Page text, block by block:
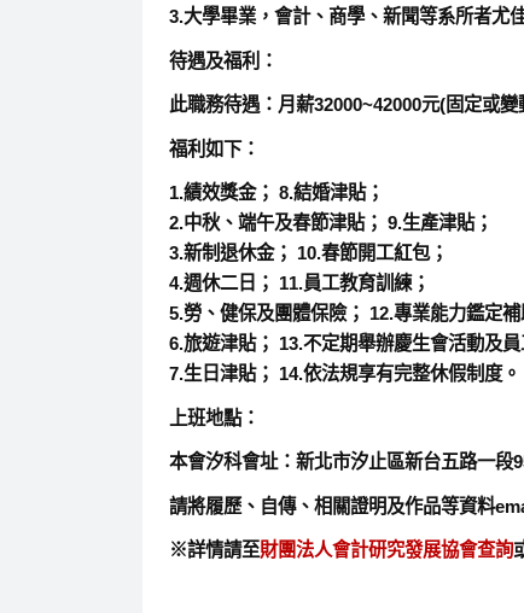
3.大學畢業，會計、商學、新聞等系所者尤
待遇及福利：
此職務待遇：月薪32000~42000元(固定或
福利如下：
1.績效獎金； 8.結婚津貼；
2.中秋、端午及春節津貼； 9.生產津貼；
3.新制退休金； 10.春節開工紅包；
4.週休二日； 11.員工教育訓練；
5.勞、健保及團體保險； 12.專業能力鑑定補
6.旅遊津貼； 13.不定期舉辦慶生會活動及員
7.生日津貼； 14.依法規享有完整休假制度。
上班地點：
本會汐科會址：新北市汐止區新台五路一段
請將履歷、自傳、相關證明及作品等資料
※詳情請至財團法人會計研究發展協會查詢